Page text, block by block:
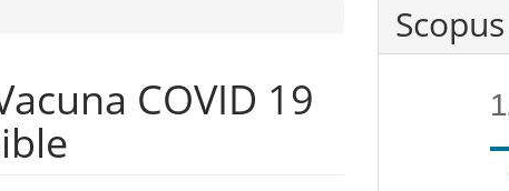
COVID 19
Scopus